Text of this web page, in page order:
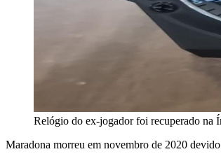
Relógio do ex-jogador foi recuperado na
Maradona morreu em novembro de 2020